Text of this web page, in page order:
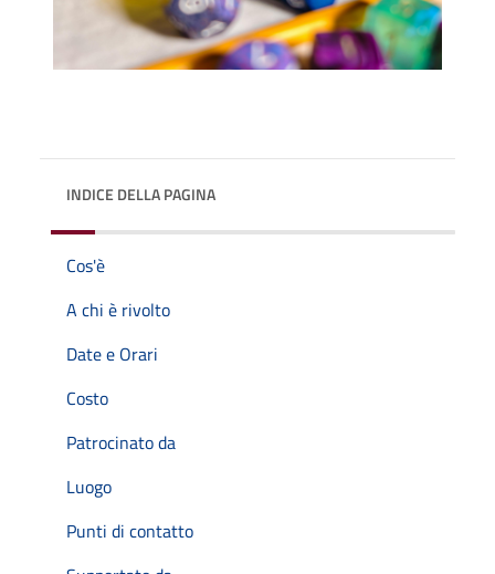
INDICE DELLA PAGINA
Cos'è
A chi è rivolto
Date e Orari
Costo
Patrocinato da
Luogo
Punti di contatto